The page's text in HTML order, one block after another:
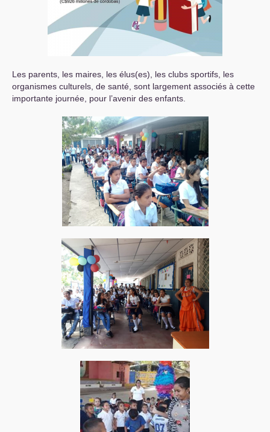
Les parents, les maires, les élus(es), les clubs sportifs, les
organismes culturels, de santé, sont largement associés à cette
importante journée, pour l’avenir des enfants.